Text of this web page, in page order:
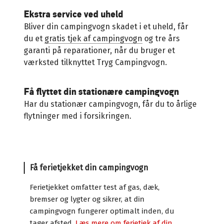
Ekstra service ved uheld
Bliver din campingvogn skadet i et uheld, får
du et gratis tjek af campingvogn og tre års
garanti på reparationer, når du bruger et
værksted tilknyttet Tryg Campingvogn.
Få flyttet din stationære campingvogn
Har du stationær campingvogn, får du to årlige
flytninger med i forsikringen.
Få ferietjekket din campingvogn
Ferietjekket omfatter test af gas, dæk,
bremser og lygter og sikrer, at din
campingvogn fungerer optimalt inden, du